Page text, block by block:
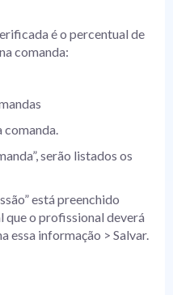
é o percentual de
comanda:
comanda.
serão listados os
está preenchido
o profissional deverá
essa informação > Salvar.